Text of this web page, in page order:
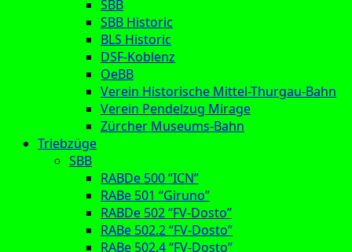
SBB
SBB Historic
BLS Historic
DSF-Koblenz
OeBB
Verein Historische Mittel-Thurgau-Bahn
Verein Pendelzug Mirage
Zürcher Museums-Bahn
Triebzüge
SBB
RABDe 500 “ICN”
RABe 501 “Giruno”
RABDe 502 “FV-Dosto”
RABe 502.2 “FV-Dosto”
RABe 502.4 “FV-Dosto”